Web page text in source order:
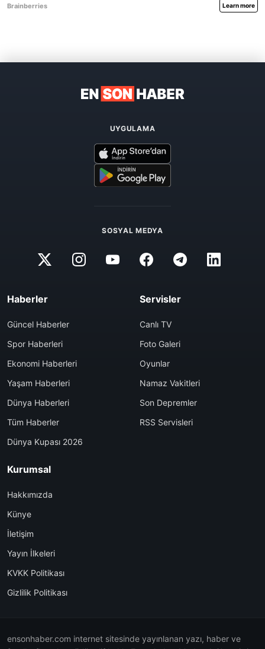
UYGULAMA
SOSYAL MEDYA
Haberler
Güncel Haberler
Spor Haberleri
Ekonomi Haberleri
Yaşam Haberleri
Dünya Haberleri
Tüm Haberler
Dünya Kupası 2026
Servisler
Canlı TV
Foto Galeri
Oyunlar
Namaz Vakitleri
Son Depremler
RSS Servisleri
Kurumsal
Hakkımızda
Künye
İletişim
Yayın İlkeleri
KVKK Politikası
Gizlilik Politikası
ensonhaber.com internet sitesinde yayınlanan yazı, haber ve